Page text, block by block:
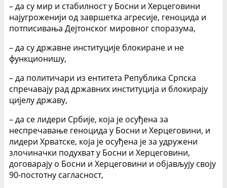
– да су мир и стабилност у Босни и Херцеговини
најугроженији од завршетка агресије, геноцида и
потписивања Дејтонског мировног споразума,
– да су државне институције блокиране и не
функционишу,
– да политичари из ентитета Република Српска
спречавају рад државних институција и блокирају
цијелу државу,
– да се лидери Србије, која је осуђена за
неспречавање геноцида у Босни и Херцеговини, и
лидери Хрватске, која је осуђена је за удружени
злочиначки подухват у Босни и Херцеговини,
договарају о Босни и Херцеговини и објављују своју
90-постотну сагласност,